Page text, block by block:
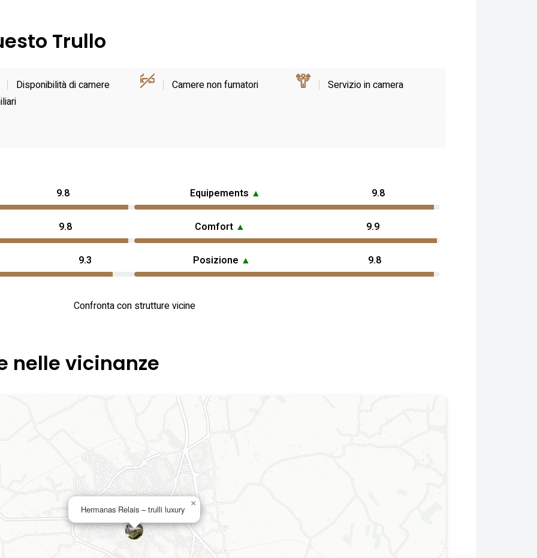
Trullo
Disponibilità di camere
Camere non fumatori Servizio in camera
9.8 Equipements ▲ 9.8
9.8 Comfort ▲ 9.9
9.3 Posizione ▲ 9.8
Confronta con strutture vicine
nelle vicinanze
Hermanas Relais – trulli luxury
×